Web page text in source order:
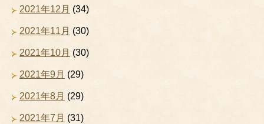
2021年12月 (34)
2021年11月 (30)
2021年10月 (30)
2021年9月 (29)
2021年8月 (29)
2021年7月 (31)